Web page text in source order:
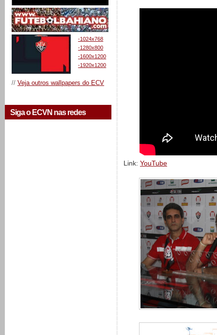
-1024x768
-1280x800
-1600x1200
-1920x1200
// Veja outros wallpapers do ECV
Siga o ECVN nas redes
Link: YouTube